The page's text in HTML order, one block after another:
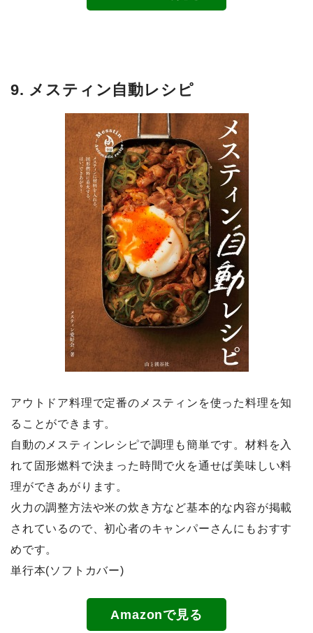
9. メスティン自動レシピ
アウトドア料理で定番のメスティンを使った料理を知
ることができます。
自動のメスティンレシピで調理も簡単です。材料を入
れて固形燃料で決まった時間で火を通せば美味しい料
理ができあがります。
火力の調整方法や米の炊き方など基本的な内容が掲載
されているので、初心者のキャンパーさんにもおすす
めです。
単行本(ソフトカバー)
Amazonで見る